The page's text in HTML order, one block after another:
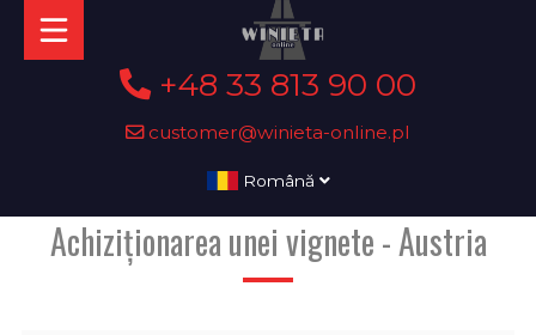
+48 33 813 90 00
customer@winieta-online.pl
Română
Achiziționarea unei vignete - Austria